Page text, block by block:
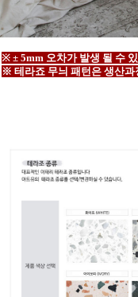
※ ± 5mm 오차가 발생 될 수
※ 테라죠 무늬 패턴은 생산과